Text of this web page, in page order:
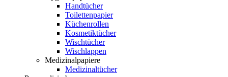
Handtücher
Toilettenpapier
Küchenrollen
Kosmetiktücher
Wischtücher
Wischlappen
Medizinalpapiere
Medizinaltücher